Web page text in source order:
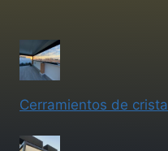
Cerramientos de